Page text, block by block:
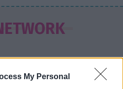
My Personal
Tik Tok